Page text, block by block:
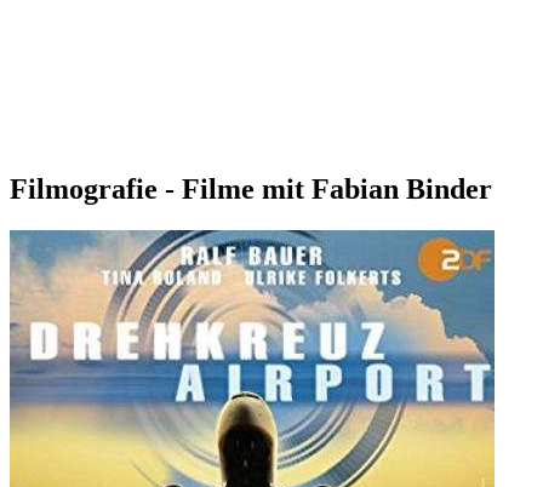
Filmografie - Filme mit Fabian Binder